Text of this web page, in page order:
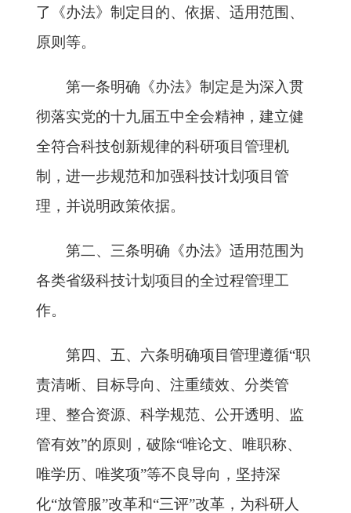
了《办法》制定目的、依据、适用范围、
原则等。
第一条明确《办法》制定是为深入贯
彻落实党的十九届五中全会精神，建立健
全符合科技创新规律的科研项目管理机
制，进一步规范和加强科技计划项目管
理，并说明政策依据。
第二、三条明确《办法》适用范围为
各类省级科技计划项目的全过程管理工
作。
第四、五、六条明确项目管理遵循“职
责清晰、目标导向、注重绩效、分类管
理、整合资源、科学规范、公开透明、监
管有效”的原则，破除“唯论文、唯职称、
唯学历、唯奖项”等不良导向，坚持深
化“放管服”改革和“三评”改革，为科研人